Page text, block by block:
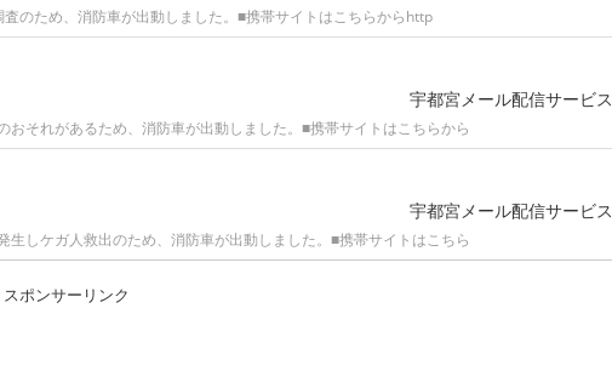
のため、消防車が出動しました。■携帯サイトはこちらからhttp
宇都宮メール配信サービス
それがあるため、消防車が出動しました。■携帯サイトはこちらから
宇都宮メール配信サービス
しケガ人救出のため、消防車が出動しました。■携帯サイトはこちら
スポンサーリンク